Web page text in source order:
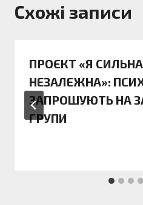
Схожі записи
ПРОЄКТ «Я
НЕЗАЛЕЖНА»:
ЗАПРОШУЮТЬ НА
ГРУПИ